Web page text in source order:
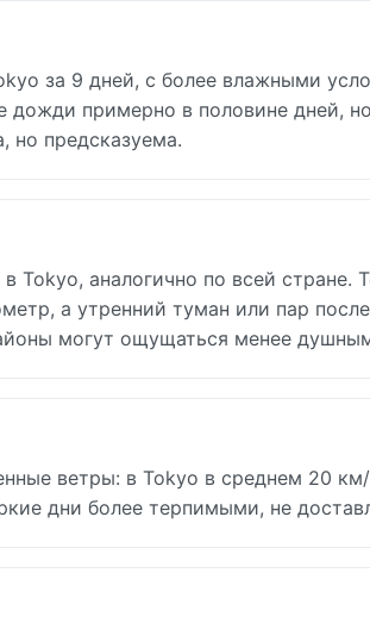
за 9 дней, с более влажными
примерно в половине дней,
но предсказуема.
аналогично по всей стране.
а утренний туман или пар
могут ощущаться менее
ветры: в Tokyo в среднем 20
дни более терпимыми, не